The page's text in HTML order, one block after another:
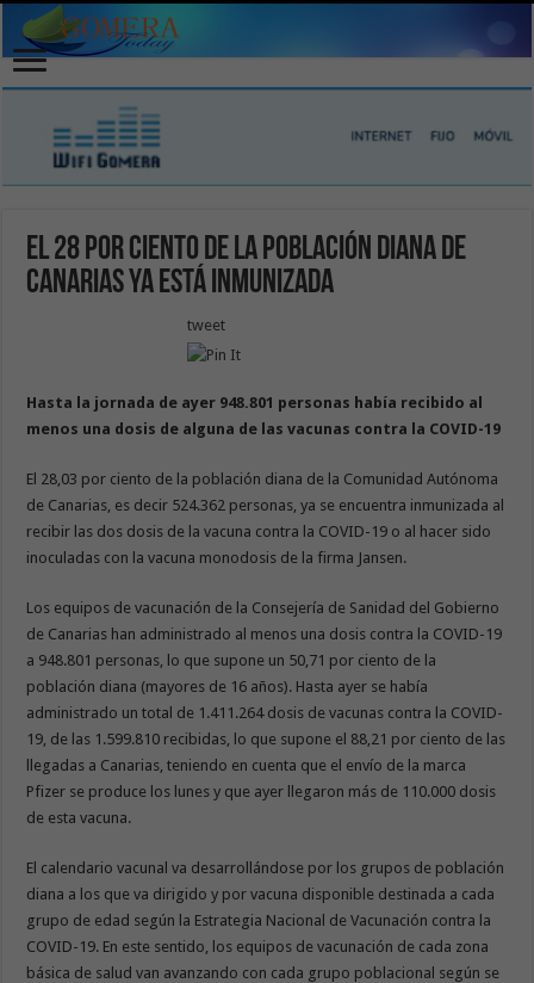
El 28 por ciento de la población diana de
Canarias ya está inmunizada
tweet
Hasta la jornada de ayer 948.801 personas había recibido al
menos una dosis de alguna de las vacunas contra la COVID-19
El 28,03 por ciento de la población diana de la Comunidad Autónoma
de Canarias, es decir 524.362 personas, ya se encuentra inmunizada al
recibir las dos dosis de la vacuna contra la COVID-19 o al hacer sido
inoculadas con la vacuna monodosis de la firma Jansen.
Los equipos de vacunación de la Consejería de Sanidad del Gobierno
de Canarias han administrado al menos una dosis contra la COVID-19
a 948.801 personas, lo que supone un 50,71 por ciento de la
población diana (mayores de 16 años). Hasta ayer se había
administrado un total de 1.411.264 dosis de vacunas contra la COVID-
19, de las 1.599.810 recibidas, lo que supone el 88,21 por ciento de las
llegadas a Canarias, teniendo en cuenta que el envío de la marca
Pfizer se produce los lunes y que ayer llegaron más de 110.000 dosis
de esta vacuna.
El calendario vacunal va desarrollándose por los grupos de población
diana a los que va dirigido y por vacuna disponible destinada a cada
grupo de edad según la Estrategia Nacional de Vacunación contra la
COVID-19. En este sentido, los equipos de vacunación de cada zona
básica de salud van avanzando con cada grupo poblacional según se